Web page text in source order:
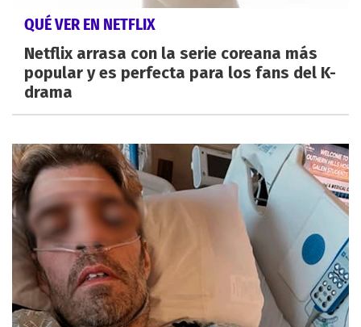
QUÉ VER EN NETFLIX
Netflix arrasa con la serie coreana más
popular y es perfecta para los fans del K-
drama